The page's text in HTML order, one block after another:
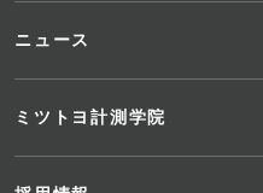
ニュース
ミツトヨ計測学院